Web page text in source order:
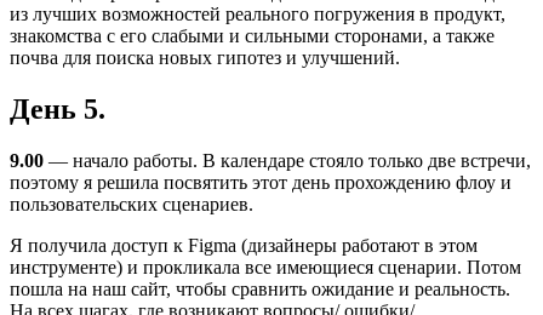
из лучших возможностей реального погружения в продукт,
знакомства с его слабыми и сильными сторонами, а также
почва для поиска новых гипотез и улучшений.
День 5.
9.00 — начало работы. В календаре стояло только две встречи,
поэтому я решила посвятить этот день прохождению флоу и
пользовательских сценариев.
Я получила доступ к Figma (дизайнеры работают в этом
инструменте) и прокликала все имеющиеся сценарии. Потом
пошла на наш сайт, чтобы сравнить ожидание и реальность.
На всех шагах, где возникают вопросы/ ошибки/